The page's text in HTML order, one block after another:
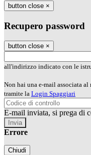
button close ×
Recupero password
button close ×
all'indirizzo indicato con le
Non hai una e-mail associata
tramite la Login Spaggiari
E-mail inviata, si prega di
Errore
Chiudi